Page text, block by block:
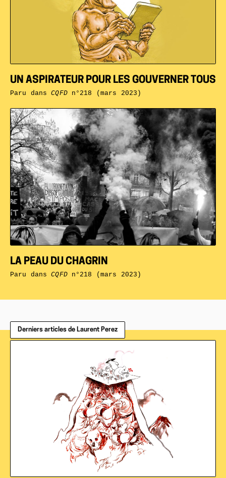
LA PEAU DU CHAGRIN
Paru dansCQFDn°218 (mars 2023)
UN ASPIRATEUR POUR LES GOUVERNER TOUS
Paru dansCQFDn°218 (mars 2023)
Derniers articles de Laurent Perez